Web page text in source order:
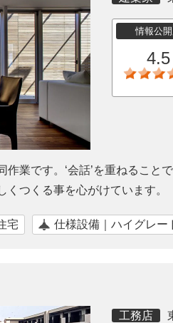
情報公
4.5
作業です。‘会話’を重ねるこ
つくる事を心がけています。
宅 仕様設備｜ハイグレー
工務店